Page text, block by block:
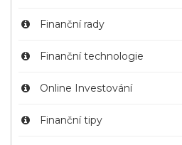
Finanční rady
Finanční technologie
Online Investování
Finanční tipy